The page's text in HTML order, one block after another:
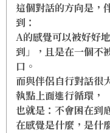
這個對話的方向是，
到：
A的感覺可以被好好
到」，且是在一個不
口。
而與伴侶自行對話很
執點上面進行循環，
也就是：不會困在到
在感覺是什麼，是什